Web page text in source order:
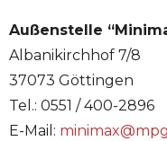
Außenstelle
Albanikirchhof 7/8
37073 Göttingen
Tel.: 0551 / 400-2896
E-Mail: